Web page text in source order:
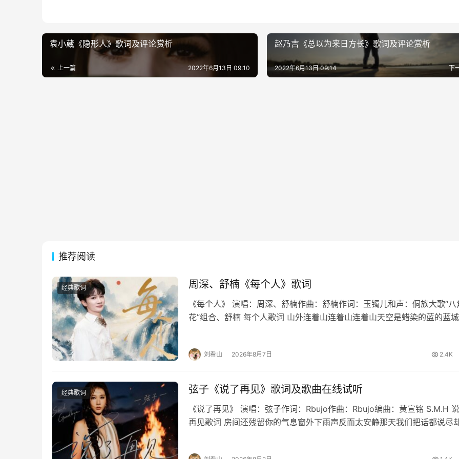
袁小葳《隐形人》歌词及评论赏析
上一篇 2022年6月13日 09:10
赵乃吉《总以为来日方长》歌词及评论赏析
下
2022年6月13日 09:14
推荐阅读
经典歌词 周深、舒楠《每个人》歌词
《每个人》 演唱：周深、舒楠作曲：舒楠作词：玉镯儿和声：侗族大歌“八
花”组合、舒楠 每个人歌词 山外连着山连着山连着山天空是蜡染的蓝的蓝
刘看山 2026年8月7日 2.4K
经典歌词 弦子《说了再见》歌词及歌曲在线试听
《说了再见》 演唱：弦子作词：Rbujo作曲：Rbujo编曲：黄宣铭 S.M.H
再见歌词 房间还残留你的气息窗外下雨声反而太安静那天我们把话都说尽